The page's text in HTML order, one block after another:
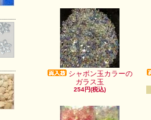
シャボン玉カラーの
ガラス玉
254円(税込)